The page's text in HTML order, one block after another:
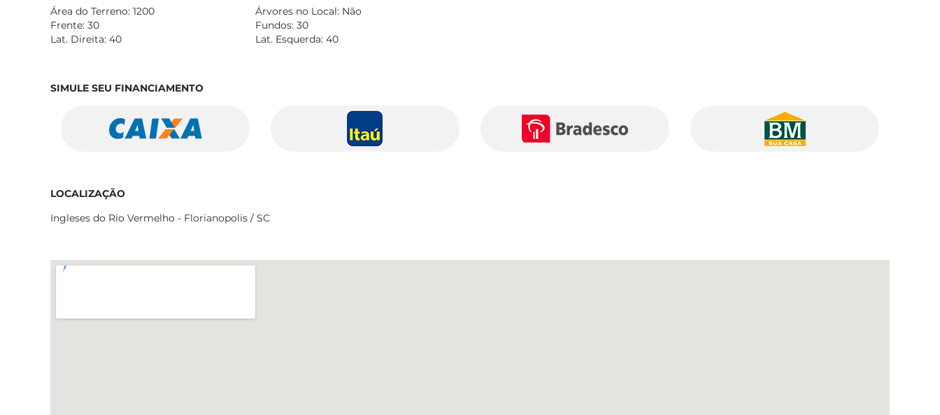
Área do Terreno: 1200
Árvores no Local: Não
Frente: 30
Fundos: 30
Lat. Direita: 40
Lat. Esquerda: 40
SIMULE SEU FINANCIAMENTO
LOCALIZAÇÃO
Ingleses do Rio Vermelho - Florianopolis / SC